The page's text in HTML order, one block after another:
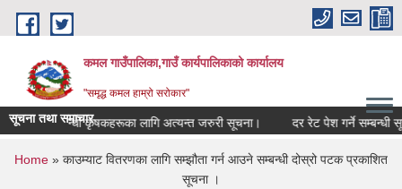
Skip to main content
कमल गाउँपालिका,गाउँ कार्यपालिकाको कार्यालय
"समृद्ध कमल हाम्रो सरोकार"
सूचना तथा समाचार
बीमा गर्ने सम्बन्धी कृषकहरूका लागि अत्यन्त जरुरी सूचना। दर रेट पेश गर्ने सम्बन्धी
You are here
Home » काउम्याट वितरणका लागि सम्झौता गर्न आउने सम्बन्धी दोस्रो पटक प्रकाशित
सूचना ।